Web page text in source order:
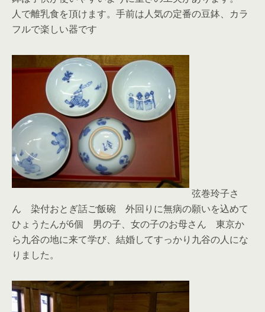
人で離乳食を頂けます。手前は人気の定番の豆鉢、カラ
フルで楽しい器です
弦巻玲子さ
ん 染付おとぎ話ご飯碗 外回りに無病の願いを込めて
ひょうたんが6個 男の子、女の子のお母さん 東京か
ら九谷の地に来て学び、結婚してすっかり九谷の人にな
りました。